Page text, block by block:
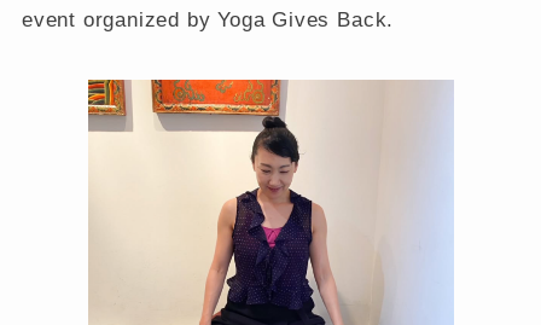
event organized by Yoga Gives Back.